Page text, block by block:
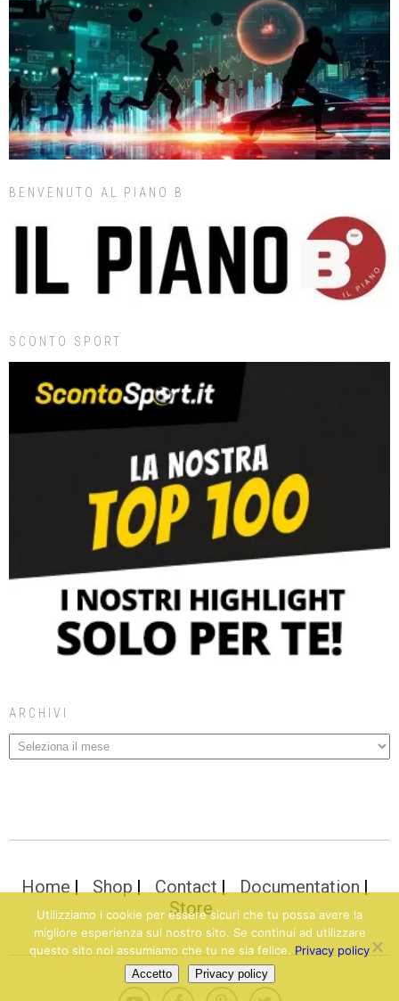
BENVENUTO AL PIANO B
SCONTO SPORT
ARCHIVI
Home Shop Contact
Documentation
Store
Utilizziamo i cookie per essere sicuri che tu possa avere la
migliore esperienza sul nostro sito. Se continui ad utilizzare
questo sito noi assumiamo che tu ne sia felice. Privacy policy
Accetto Privacy policy